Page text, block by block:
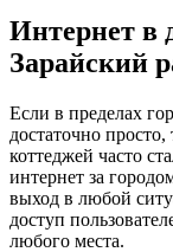
Интернет в
Зарайский
Если в пределах
достаточно
коттеджей часто
интернет за
выход в любой
доступ
любого места.